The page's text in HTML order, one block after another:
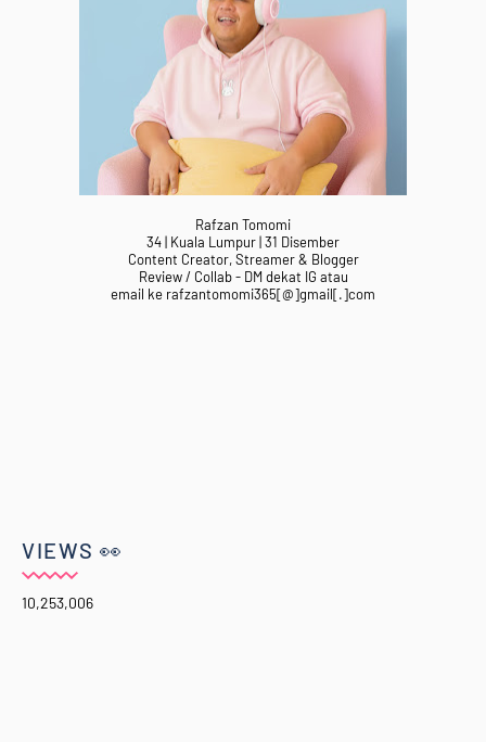
Rafzan Tomomi
34 | Kuala Lumpur | 31 Disember
Content Creator, Streamer & Blogger
Review / Collab - DM dekat IG atau
email ke rafzantomomi365[@]gmail[.]com
VIEWS 👀
10,253,006